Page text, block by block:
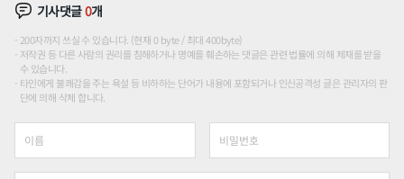
기사댓글0개
200자까지 쓰실 수 있습니다. (현재 0 byte / 최대 400byte)
저작권 등 다른 사람의 권리를 침해하거나 명예를 훼손하는 댓글은 관련 법률에 의해 제재를 받을
수 있습니다.
타인에게 불쾌감을 주는 욕설 등 비하하는 단어가 내용에 포함되거나 인신공격성 글은 관리자의 판
단에 의해 삭제 합니다.